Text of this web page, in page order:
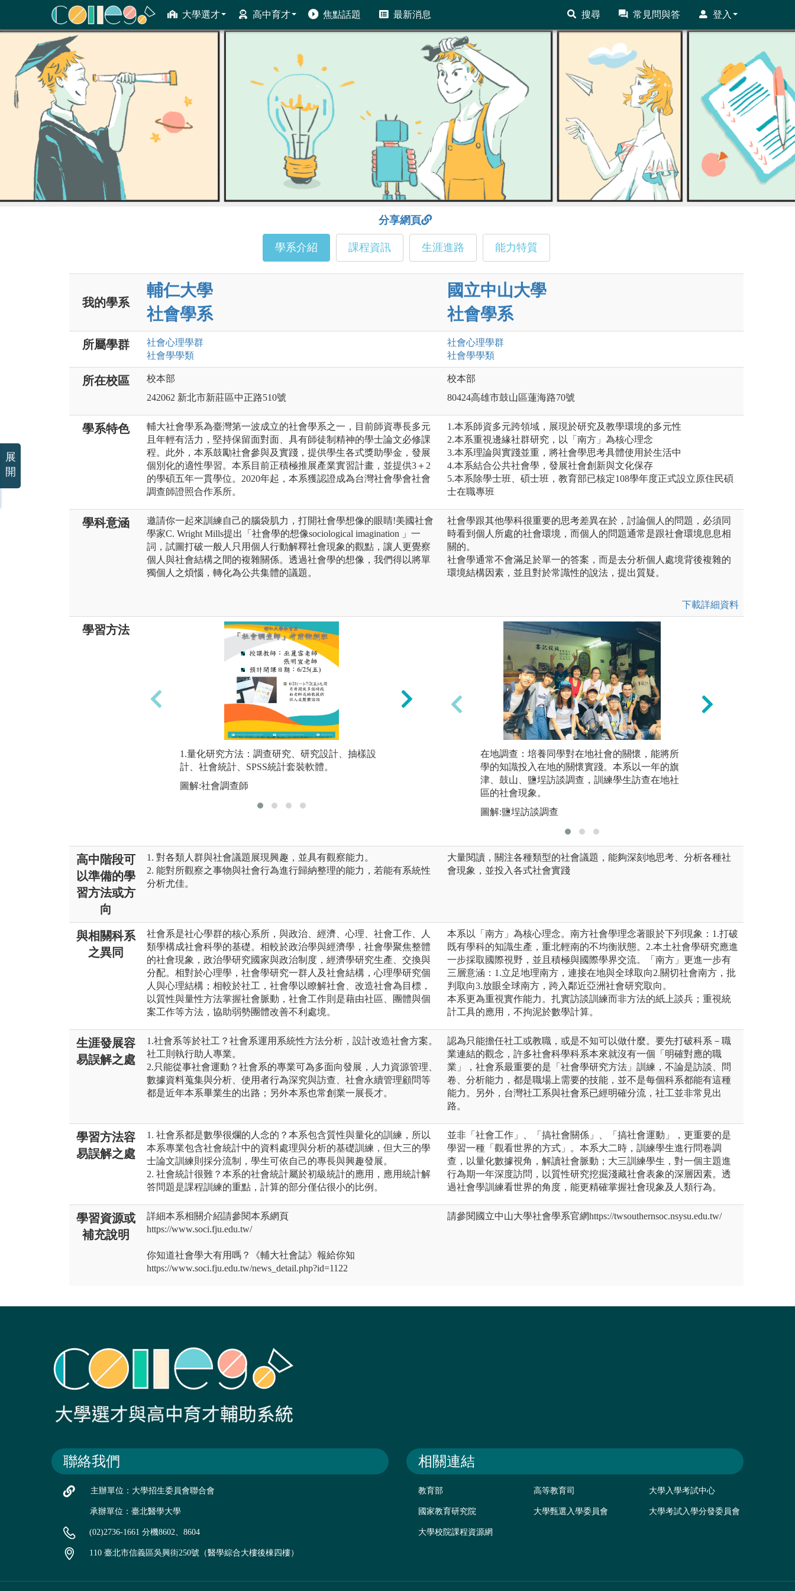
大學選才 高中育才 焦點話題 最新消息 搜尋 常見問與答 登入
ColleGo! 大學選才與高中育才輔助系統
分享網頁
學系介紹 課程資訊 生涯進路 能力特質
我的學系
輔仁大學
社會學系
國立中山大學
社會學系
所屬學群 社會心理學群
社會學學類
社會心理學群
社會學學類
所在校區
校本部
242062 新北市新莊區中正路510號
校本部
80424高雄市鼓山區蓮海路70號
學系特色
輔大社會學系為臺灣第一波成立的社會學系之一，目前師資專長多元
且年輕有活力，堅持保留面對面、具有師徒制精神的學士論文必修課
程。此外，本系鼓勵社會參與及實踐，提供學生各式獎助學金，發展
個別化的適性學習。本系目前正積極推展產業實習計畫，並提供3＋2
的學碩五年一貫學位。2020年起，本系獲認證成為台灣社會學會社會
調查師證照合作系所。
1.本系師資多元跨領域，展現於研究及教學環境的多元性
2.本系重視邊緣社群研究，以「南方」為核心理念
3.本系理論與實踐並重，將社會學思考具體使用於生活中
4.本系結合公共社會學，發展社會創新與文化保存
5.本系除學士班、碩士班，教育部已核定108學年度正式設立原住民碩
士在職專班
學科意涵
邀請你一起來訓練自己的腦袋肌力，打開社會學想像的眼睛!美國社會
學家C. Wright Mills提出「社會學的想像sociological imagination 」一
詞，試圖打破一般人只用個人行動解釋社會現象的觀點，讓人更覺察
個人與社會結構之間的複雜關係。透過社會學的想像，我們得以將單
獨個人之煩惱，轉化為公共集體的議題。
社會學跟其他學科很重要的思考差異在於，討論個人的問題，必須同
時看到個人所處的社會環境，而個人的問題通常是跟社會環境息息相
關的。
社會學通常不會滿足於單一的答案，而是去分析個人處境背後複雜的
環境結構因素，並且對於常識性的說法，提出質疑。
下載詳細資料
學習方法
1.量化研究方法：調查研究、研究設計、抽樣設
計、社會統計、SPSS統計套裝軟體。
圖解:社會調查師
2.質性研究方法：訪談、焦點團體、田野調查
法、紮根理論。
圖解:優秀學士論文海報展
在地調查：培養同學對在地社會的關懷，能將所
學的知識投入在地的關懷實踐。本系以一年的旗
津、鼓山、鹽埕訪談調查，訓練學生訪查在地社
區的社會現象。
圖解:鹽埕訪談調查
高中階段可
以準備的學
習方法或方
向
1. 對各類人群與社會議題展現興趣，並具有觀察能力。
2. 能對所觀察之事物與社會行為進行歸納整理的能力，若能有系統性
分析尤佳。
大量閱讀，關注各種類型的社會議題，能夠深刻地思考、分析各種社
會現象，並投入各式社會實踐
與相關科系
之異同
社會系是社心學群的核心系所，與政治、經濟、心理、社會工作、人
類學構成社會科學的基礎。相較於政治學與經濟學，社會學聚焦整體
的社會現象，政治學研究國家與政治制度，經濟學研究生產、交換與
分配。相對於心理學，社會學研究一群人及社會結構，心理學研究個
人與心理結構；相較於社工，社會學以瞭解社會、改造社會為目標，
以質性與量性方法掌握社會脈動，社會工作則是藉由社區、團體與個
案工作等方法，協助弱勢團體改善不利處境。
本系以「南方」為核心理念。南方社會學理念著眼於下列現象：1.打破
既有學科的知識生產，重北輕南的不均衡狀態。2.本土社會學研究應進
一步採取國際視野，並且積極與國際學界交流。「南方」更進一步有
三層意涵：1.立足地理南方，連接在地與全球取向2.關切社會南方，批
判取向3.放眼全球南方，跨入鄰近亞洲社會研究取向。
本系更為重視實作能力。扎實訪談訓練而非方法的紙上談兵；重視統
計工具的應用，不拘泥於數學計算。
生涯發展容
易誤解之處
1.社會系等於社工？社會系運用系統性方法分析，設計改造社會方案。
社工則執行助人專業。
2.只能從事社會運動？社會系的專業可為多面向發展，人力資源管理、
數據資料蒐集與分析、使用者行為深究與訪查、社會永續管理顧問等
都是近年本系畢業生的出路；另外本系也常創業一展長才。
認為只能擔任社工或教職，或是不知可以做什麼。要先打破科系－職
業連結的觀念，許多社會科學科系本來就沒有一個「明確對應的職
業」，社會系最重要的是「社會學研究方法」訓練，不論是訪談、問
卷、分析能力，都是職場上需要的技能，並不是每個科系都能有這種
能力。另外，台灣社工系與社會系已經明確分流，社工並非常見出
路。
學習方法容
易誤解之處
1. 社會系都是數學很爛的人念的？本系包含質性與量化的訓練，所以
本系專業包含社會統計中的資料處理與分析的基礎訓練，但大三的學
士論文訓練則採分流制，學生可依自己的專長與興趣發展。
2. 社會統計很難？本系的社會統計屬於初級統計的應用，應用統計解
答問題是課程訓練的重點，計算的部分僅佔很小的比例。
並非「社會工作」、「搞社會關係」、「搞社會運動」，更重要的是
學習一種「觀看世界的方式」。本系大二時，訓練學生進行問卷調
查，以量化數據視角，解讀社會脈動；大三訓練學生，對一個主題進
行為期一年深度訪問，以質性研究挖掘淺藏社會表象的深層因素。透
過社會學訓練看世界的角度，能更精確掌握社會現象及人類行為。
學習資源或
補充說明
詳細本系相關介紹請參閱本系網頁
https://www.soci.fju.edu.tw/
你知道社會學大有用嗎？《輔大社會誌》報給你知
https://www.soci.fju.edu.tw/news_detail.php?id=1122
請參閱國立中山大學社會學系官網https://twsouthernsoc.nsysu.edu.tw/
聯絡我們
主辦單位：大學招生委員會聯合會
承辦單位：臺北醫學大學
(02)2736-1661 分機8602、8604
110 臺北市信義區吳興街250號（醫學綜合大樓後棟四樓）
相關連結
教育部 高等教育司 大學入學考試中心
國家教育研究院 大學甄選入學委員會 大學考試入學分發委員會
大學校院課程資源網
展
開